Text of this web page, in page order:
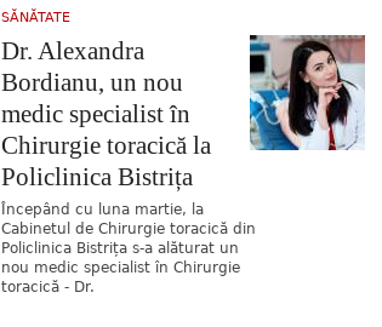
SĂNĂTATE
Dr. Alexandra
Bordianu, un nou
medic specialist în
Chirurgie toracică la
Policlinica Bistrița
Începând cu luna martie, la
Cabinetul de Chirurgie toracică din
Policlinica Bistrița s-a alăturat un
nou medic specialist în Chirurgie
toracică - Dr.